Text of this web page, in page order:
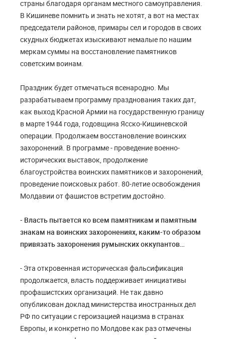
страны благодаря органам местного самоуправления.
В Кишиневе помнить и знать не хотят, а вот на местах
председатели районов, примары сел и городов в своих
скудных бюджетах изыскивают немалые по нашим
меркам суммы на восстановление памятников
советским воинам.
Праздник будет отмечаться всенародно. Мы
разрабатываем программу празднования таких дат,
как выход Красной Армии на государственную границу
в марте 1944 года, годовщина Ясско-Кишиневской
операции. Продолжаем восстановление воинских
захоронений. В программе - проведение военно-
исторических выставок, продолжение
благоустройства воинских памятников и захоронений,
проведение поисковых работ. 80-летие освобождения
Молдавии от фашистов встретим достойно.
- Власть пытается ко всем памятникам и памятным
знакам на воинских захоронениях, каким-то образом
привязать захоронения румынских оккупантов…
- Эта откровенная историческая фальсификация
продолжается, власть поддерживает инициативы
профашистских организаций. Не так давно
опубликован доклад министерства иностранных дел
РФ по ситуации с героизацией нацизма в странах
Европы, и конкретно по Молдове как раз отмечены